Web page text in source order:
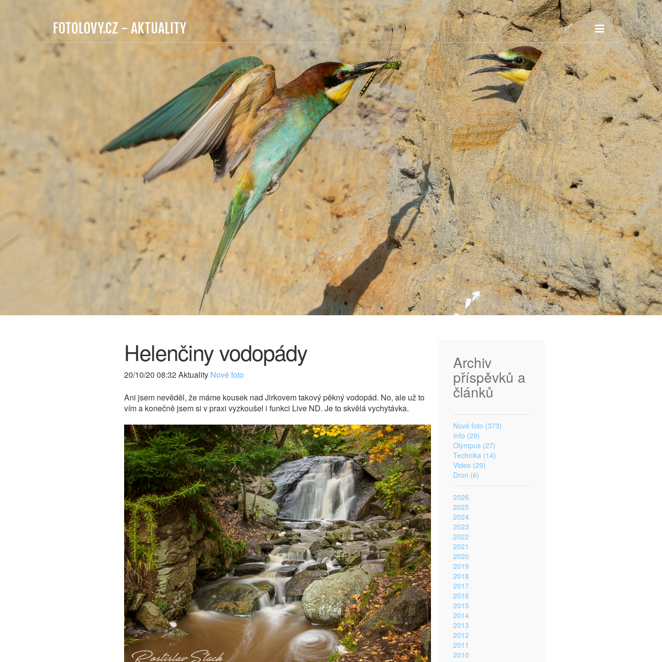
FOTOLOVY.CZ - AKTUALITY
Helenčiny vodopády
20/10/20 08:32 Aktuality Nové foto
Ani jsem nevěděl, že máme kousek nad Jirkovem takový pěkný vodopád. No, ale už to
vím a konečně jsem si v praxi vyzkoušel i funkci Live ND. Je to skvělá vychytávka.
Archiv
příspěvků a
článků
Nové foto (373)
Info (29)
Olympus (27)
Technika (14)
Video (29)
Dron (6)
2026
2025
2024
2023
2022
2021
2020
2019
2018
2017
2016
2015
2014
2013
2012
2011
2010